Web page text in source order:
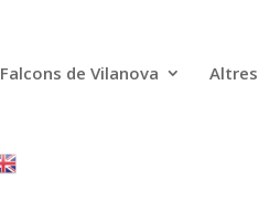
Falcons de Vilanova